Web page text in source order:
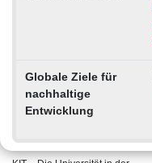
Globale Ziele für
nachhaltige
Entwicklung